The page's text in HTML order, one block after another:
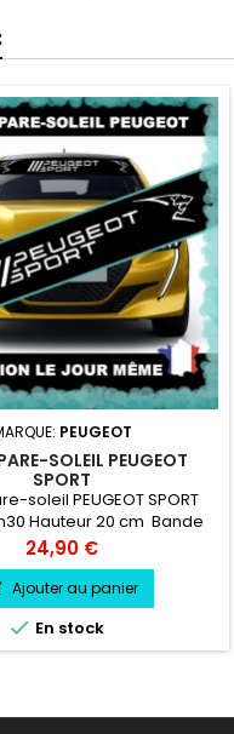
PEUGEOT
SOLEIL PEUGEOT
SPORT
soleil PEUGEOT SPORT
Hauteur 20 cm Bande
couleur au choix Logo
SPORT couleur au choix
Prix
24,90 €
Ajouter au panier
 En stock